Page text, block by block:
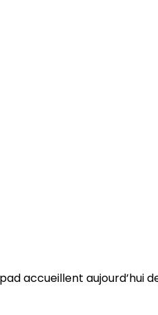
accueillent aujourd’hui